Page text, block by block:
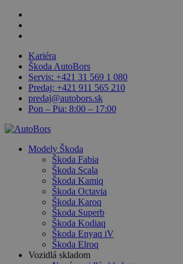
Skip
main
Kariéra
Škoda AutoBors
Servis: +421 31 569 1 080
Predaj: +421 911 565 210
predaj@autobors.sk
Pon – Pia: 8:00 – 17:00
search
Menu
Modely Škoda
Škoda Fabia
Škoda Scala
Škoda Kamiq
Škoda Octavia
Škoda Karoq
Škoda Superb
Škoda Kodiaq
Škoda Enyaq iV
Škoda Elroq
Vozidlá skladom